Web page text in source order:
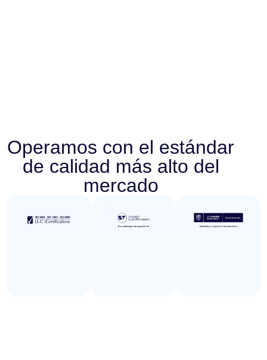
Operamos con el estándar
de calidad más alto del
mercado